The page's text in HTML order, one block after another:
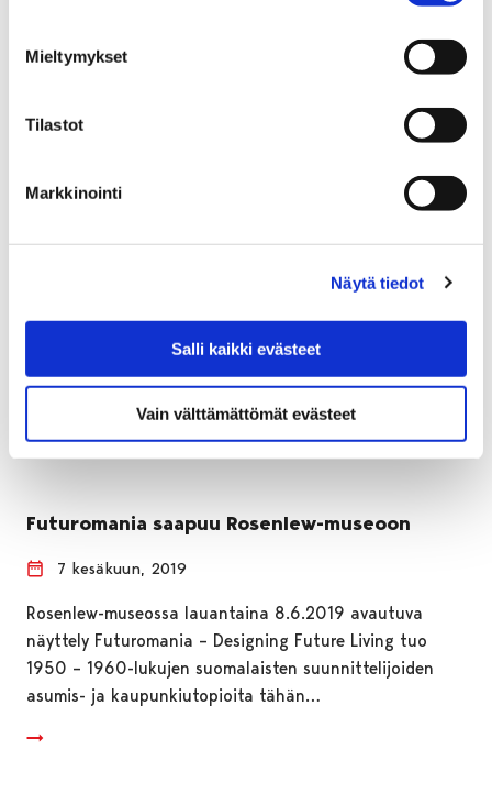
Mieltymykset
Tilastot
Markkinointi
Näytä tiedot
Salli kaikki evästeet
Vain välttämättömät evästeet
nauttimaan kulttuurillisista yllätysmomenteista ja
ovat saapuneet kaupunkiin.
Futuromania saapuu Rosenlew-museoon
7 kesäkuun, 2019
Rosenlew-museossa lauantaina 8.6.2019 avautuva
näyttely Futuromania – Designing Future Living tuo
1950 – 1960-lukujen suomalaisten suunnittelijoiden
asumis- ja kaupunkiutopioita tähän…